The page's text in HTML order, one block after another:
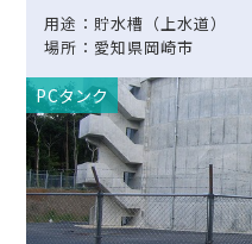
用途：貯水槽（上水道）
場所：愛知県岡崎市
PCタンク